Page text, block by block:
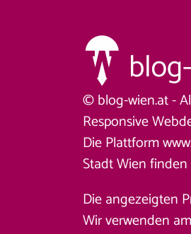
© blog-wien.at -
Responsive
Die Plattform
Stadt Wien
Die angezeigten
Wir verwenden